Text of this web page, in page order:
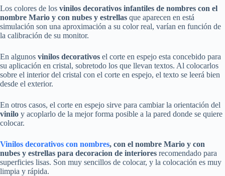
Los colores de los vinilos decorativos infantiles de nombres con el
nombre Mario y con nubes y estrellas que aparecen en está
simulación son una aproximación a su color real, varían en función de
la calibración de su monitor.
En algunos vinilos decorativos el corte en espejo esta concebido para
su aplicación en cristal, sobretodo los que llevan textos. Al colocarlos
sobre el interior del cristal con el corte en espejo, el texto se leerá bien
desde el exterior.
En otros casos, el corte en espejo sirve para cambiar la orientación del
vinilo y acoplarlo de la mejor forma posible a la pared donde se quiere
colocar.
Vinilos decorativos con nombres, con el nombre Mario y con
nubes y estrellas para decoracion de interiores recomendado para
superficies lisas. Son muy sencillos de colocar, y la colocación es muy
limpia y rápida.